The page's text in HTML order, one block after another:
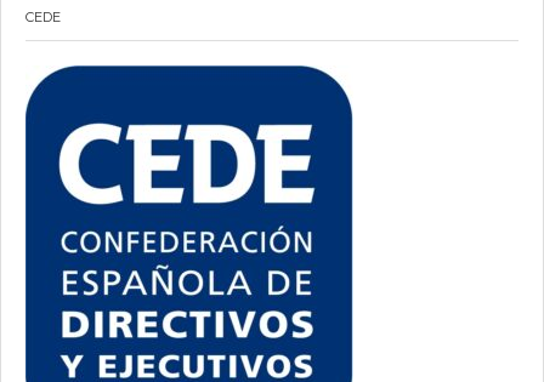
CEDE